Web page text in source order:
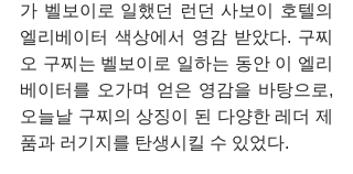
가 벨보이로 일했던 런던 사보이 호텔의
엘리베이터 색상에서 영감 받았다. 구찌
오 구찌는 벨보이로 일하는 동안 이 엘리
베이터를 오가며 얻은 영감을 바탕으로,
오늘날 구찌의 상징이 된 다양한 레더 제
품과 러기지를 탄생시킬 수 있었다.